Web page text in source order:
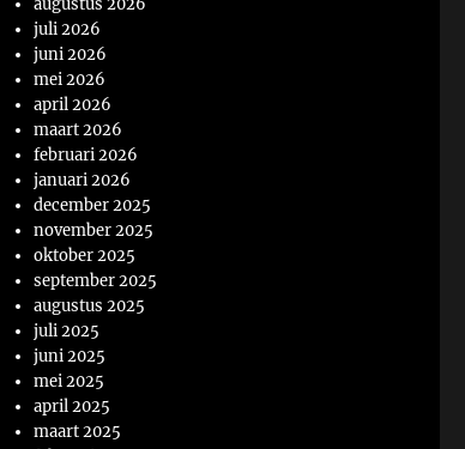
augustus 2026
juli 2026
juni 2026
mei 2026
april 2026
maart 2026
februari 2026
januari 2026
december 2025
november 2025
oktober 2025
september 2025
augustus 2025
juli 2025
juni 2025
mei 2025
april 2025
maart 2025